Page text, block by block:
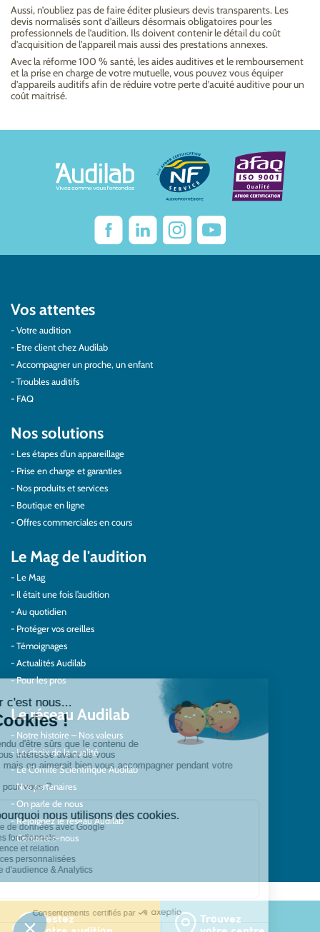
Testez
Trouvez
Aussi, n’oubliez pas de faire éditer plusieurs devis transparents. Les
devis normalisés sont d’ailleurs désormais obligatoires pour les
professionnels de l’audition. Ils doivent contenir le détail du coût
d’acquisition de l’appareil mais aussi des prestations annexes.
Avec la réforme 100 % santé, les aides auditives et le remboursement
et la prise en charge de votre mutuelle, vous pouvez vous équiper
d’appareils auditifs afin de réduire votre perte d’acuité auditive pour un
coût maitrisé.
Vos attentes
Votre audition
Etre client chez Audilab
Accompagner un proche, un enfant
Troubles auditifs
FAQ
Nos solutions
Les étapes d’un appareillage
Prise en charge et garanties
Nos produits et services
Boutique en ligne
Offres commerciales en cours
Le Mag de l'audition
Le Mag
Il était une fois l’audition
Au quotidien
Protéger vos oreilles
Témoignages
Actualités Audilab
Pour les pros
Le réseau Audilab
Notre histoire – Nos valeurs
Le choix de la qualité
Le Comité Scientifique Audilab
Nos partenaires
On parle de nous
Rejoignez le réseau Audilab
Contactez-nous
Politique de protection des données personnelles Plan du site